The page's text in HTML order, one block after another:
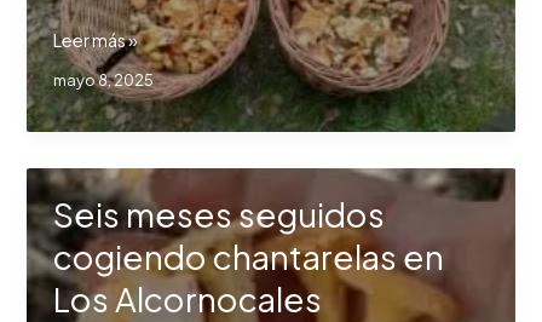
Ocho
meses
seguidos
recolectando
en
Los
Alcornocales
Leer más »
mayo 8, 2025
Seis meses seguidos
cogiendo chantarelas en
Los Alcornocales